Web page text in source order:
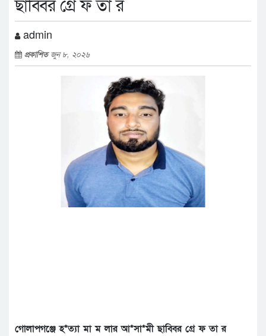
ছাব্বির গ্রে ফ তা র
admin
প্রকাশিতজুন ৮, ২০২৬
গোলাপগঞ্জে হ*ত্যা মা ম লার আ*সা*মী ছাব্বির গ্রে ফ তা র